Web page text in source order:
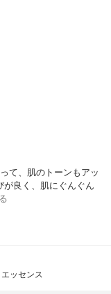
て、肌のトーンもアッ
が良く、肌にぐんぐん
ッセンス